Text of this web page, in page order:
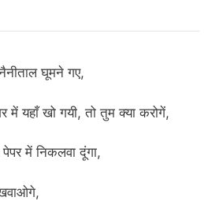
घूमने गए,
यहाँ खो गयी, तो तुम क्या करोगें,
में निकलवा दूंगा,